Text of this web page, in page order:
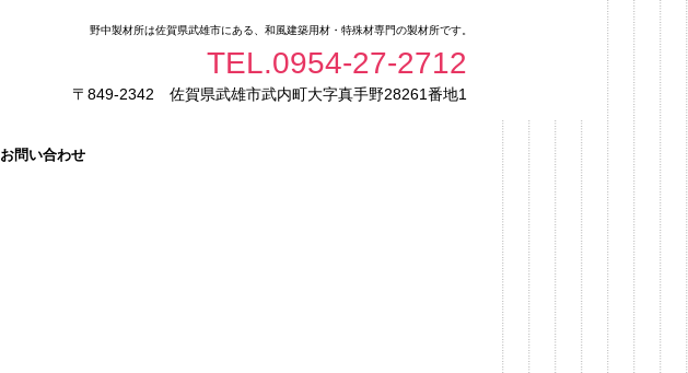
野中製材所は佐賀県武雄市にある、和風建築用材・特殊材専門の製材所です。
TEL.0954-27-2712
〒849-2342 佐賀県武雄市武内町大字真手野28261番地1
お問い合わせ